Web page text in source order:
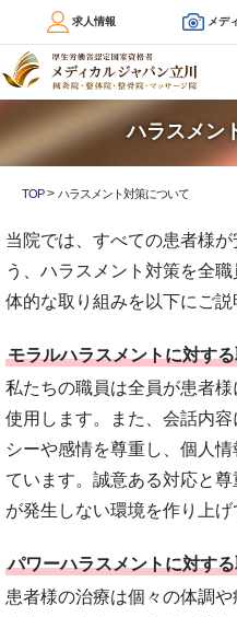
求人情報 メデ
ハラスメン
TOP> ハラスメント対策について
当院では、すべての患者様
う、ハラスメント対策を全
体的な取り組みを以下にご説
モラルハラスメントに対す
私たちの職員は全員が患者
使用します。また、会話内
シーや感情を尊重し、個人
ています。誠意ある対応と
が発生しない環境を作り上げ
パワーハラスメントに対す
患者様の治療は個々の体調